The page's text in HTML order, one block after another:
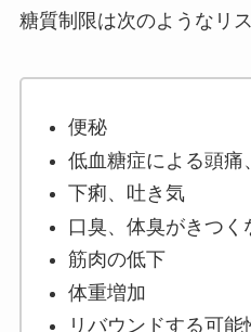
糖質制限は次のようなリ
便秘
低血糖症による頭痛
下痢、吐き気
口臭、体臭がきつく
筋肉の低下
体重増加
リバウンドする可能